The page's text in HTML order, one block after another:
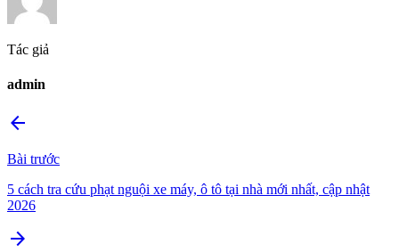
Tác giả
admin
arrow_back
Bài trước
5 cách tra cứu phạt nguội xe máy, ô tô tại nhà mới nhất, cập nhật
2026
arrow_forward